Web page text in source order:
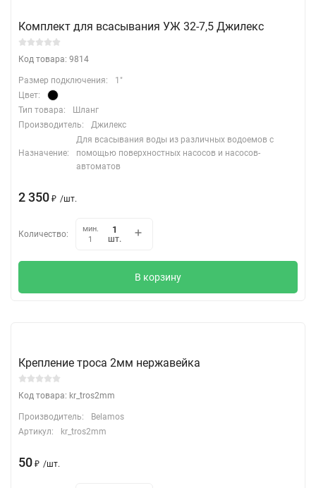
Комплект для всасывания УЖ 32-7,5 Джилекс
Код товара: 9814
Размер подключения:
1"
Цвет:
Тип товара:
Шланг
Производитель:
Джилекс
Назначение:
Для всасывания воды из различных водоемов с
помощью поверхностных насосов и насосов-
автоматов
2 350 ₽ /шт.
Количество:
мин.
1
шт.
В корзину
Крепление троса 2мм нержавейка
Код товара: kr_tros2mm
Производитель:
Belamos
Артикул:
kr_tros2mm
50 ₽ /шт.